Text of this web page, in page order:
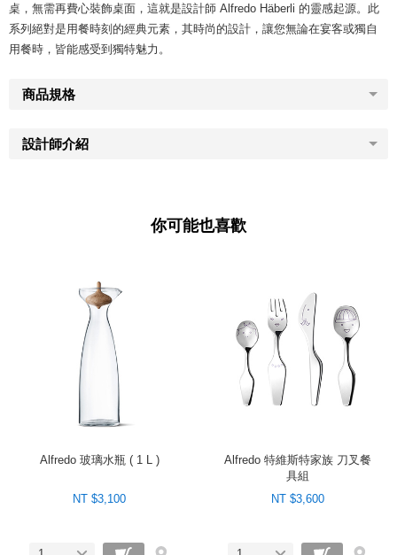
桌，無需再費心裝飾桌面，這就是設計師 Alfredo Häberli 的靈感起源。此
系列絕對是用餐時刻的經典元素，其時尚的設計，讓您無論在宴客或獨自
用餐時，皆能感受到獨特魅力。
商品規格
設計師介紹
你可能也喜歡
Alfredo 玻璃水瓶 ( 1 L )
NT $3,100
Alfredo 特維斯特家族 刀叉餐
具組
NT $3,600